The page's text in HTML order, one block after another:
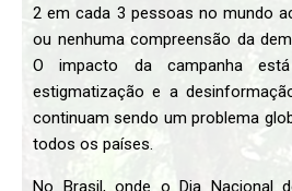
2 em cada 3 pessoas no mundo
ou nenhuma compreensão da
O impacto da campanha
estigmatização e a
continuam sendo um problema
todos os países.
No Brasil, onde o Dia Nacional